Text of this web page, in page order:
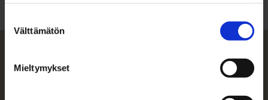
valinta
Välttämätön
Mieltymykset